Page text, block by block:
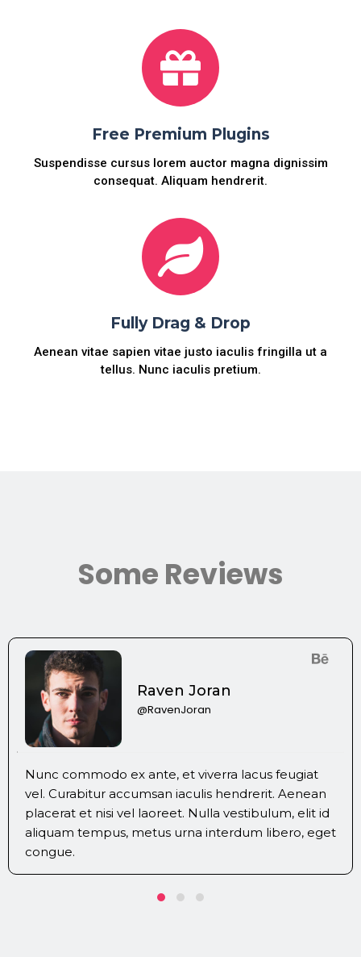
Free Premium Plugins
Suspendisse cursus lorem auctor magna dignissim
consequat. Aliquam hendrerit.
Fully Drag & Drop
Aenean vitae sapien vitae justo iaculis fringilla ut a
tellus. Nunc iaculis pretium.
Some Reviews
Raven Joran
@RavenJoran
Nunc commodo ex ante, et viverra lacus feugiat
vel. Curabitur accumsan iaculis hendrerit. Aenean
placerat et nisi vel laoreet. Nulla vestibulum, elit id
aliquam tempus, metus urna interdum libero, eget
congue.